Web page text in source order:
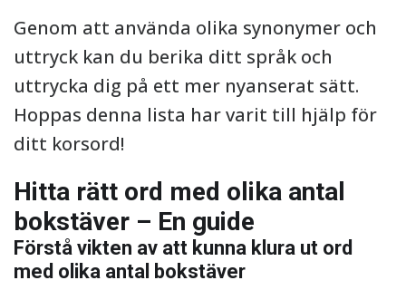
Genom att använda olika synonymer och
uttryck kan du berika ditt språk och
uttrycka dig på ett mer nyanserat sätt.
Hoppas denna lista har varit till hjälp för
ditt korsord!
Hitta rätt ord med olika antal
bokstäver – En guide
Förstå vikten av att kunna klura ut ord
med olika antal bokstäver